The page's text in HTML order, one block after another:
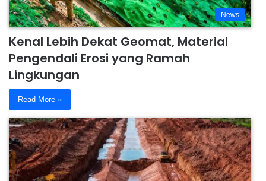
News
Kenal Lebih Dekat Geomat, Material
Pengendali Erosi yang Ramah
Lingkungan
Read More »